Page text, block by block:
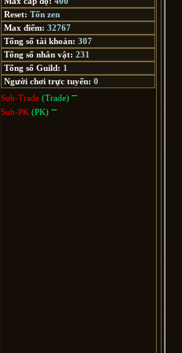
Reset: Tốn zen
Max điểm: 32767
Tổng số tài khoản: 307
Tổng số nhân vật: 231
Tổng số Guild: 1
Người chơi trực tuyến: 0
Sub-Trade (Trade)
Sub-PK (PK)